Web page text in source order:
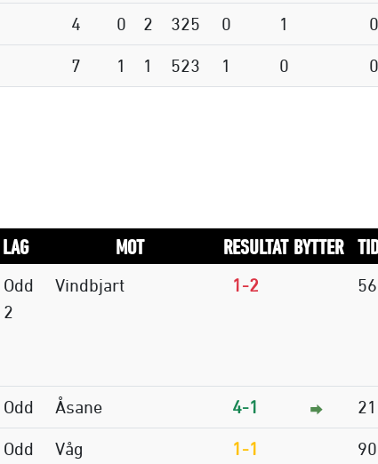
4 0 2 325 0 1 0
7 1 1 523 1 0 0
LAG MOT RESULTAT BYTTER
Odd
2
Vindbjart 1-2 56
Odd Åsane 4-1 21
Odd
Våg 1-1 90